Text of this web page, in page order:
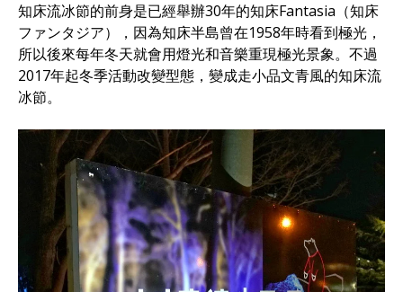
知床流冰節的前身是已經舉辦30年的知床Fantasia（知床
ファンタジア），因為知床半島曾在1958年時看到極光，
所以後來每年冬天就會用燈光和音樂重現極光景象。不過
2017年起冬季活動改變型態，變成走小品文青風的知床流
冰節。